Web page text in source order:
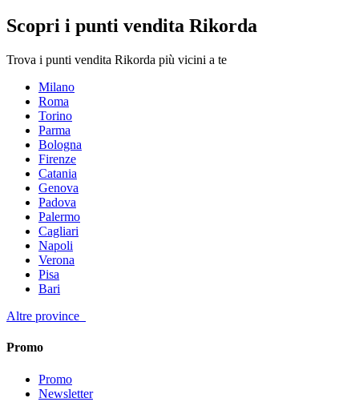
Scopri i punti vendita Rikorda
Trova i punti vendita Rikorda più vicini a te
Milano
Roma
Torino
Parma
Bologna
Firenze
Catania
Genova
Padova
Palermo
Cagliari
Napoli
Verona
Pisa
Bari
Altre province
Promo
Promo
Newsletter